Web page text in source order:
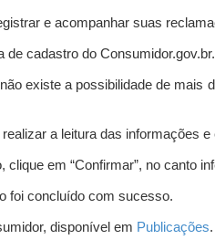
e acompanhar suas
de cadastro do Consumidor.gov.br.
existe a possibilidade de mais
a leitura das informações e
em “Confirmar”, no canto
foi concluído com sucesso.
disponível em Publicações.